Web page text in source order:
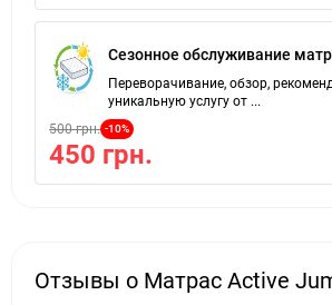
Сезонное обслуживание
Переворачивание, обзор,
уникальную услугу от ...
500 грн. -10%
450 грн.
Отзывы о Матрас Active